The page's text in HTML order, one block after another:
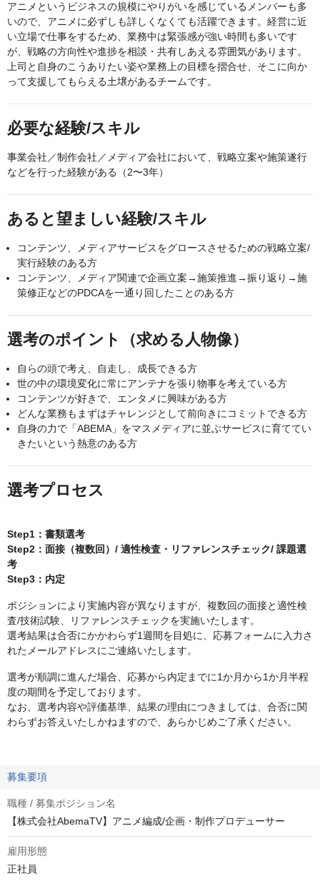
アニメというビジネスの規模にやりがいを感じているメンバーも多
いので、アニメに必ずしも詳しくなくても活躍できます。経営に近
い立場で仕事をするため、業務中は緊張感が強い時間も多いです
が、戦略の方向性や進捗を相談・共有しあえる雰囲気があります。
上司と自身のこうありたい姿や業務上の目標を摺合せ、そこに向か
って支援してもらえる土壌があるチームです。
必要な経験/スキル
事業会社／制作会社／メディア会社において、戦略立案や施策遂行
などを行った経験がある（2〜3年）
あると望ましい経験/スキル
コンテンツ、メディアサービスをグロースさせるための戦略立案/
実行経験のある方
コンテンツ、メディア関連で企画立案→施策推進→振り返り→施
策修正などのPDCAを一通り回したことのある方
選考のポイント（求める人物像）
自らの頭で考え、自走し、成長できる方
世の中の環境変化に常にアンテナを張り物事を考えている方
コンテンツが好きで、エンタメに興味がある方
どんな業務もまずはチャレンジとして前向きにコミットできる方
自身の力で「ABEMA」をマスメディアに並ぶサービスに育ててい
きたいという熱意のある方
選考プロセス
Step1：書類選考
Step2：面接（複数回）/ 適性検査・リファレンスチェック/ 課題選
考
Step3：内定
ポジションにより実施内容が異なりますが、複数回の面接と適性検
査/技術試験、リファレンスチェックを実施いたします。
選考結果は合否にかかわらず1週間を目処に、応募フォームに入力さ
れたメールアドレスにご連絡いたします。
選考が順調に進んだ場合、応募から内定までに1か月から1か月半程
度の期間を予定しております。
なお、選考内容や評価基準、結果の理由につきましては、合否に関
わらずお答えいたしかねますので、あらかじめご了承ください。
募集要項
職種 / 募集ポジション名
【株式会社AbemaTV】アニメ編成/企画・制作プロデューサー
雇用形態
正社員